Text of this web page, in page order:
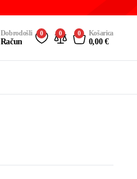
Dobrodošli
Račun
0 0 0 Košarica
0,00 €